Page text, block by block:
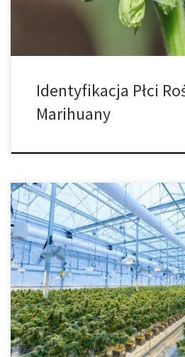
Identyfikacja Płci
Marihuany
Najlepsza gleba do uprawy marihuany.
podłożach gleba jest naprawdę
marihuany? Koniecznie czytaj dalej,
gleba wypada w porównaniu z innymi
przejdziemy do najlepszych rodzajów
gleba będzie dla Ciebie najlepszym